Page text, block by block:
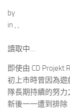
by
in , ,
讀取中…
即使由 CD Projekt
初上市時曾因為遊
隊長期持續的努
新後一一遭到排